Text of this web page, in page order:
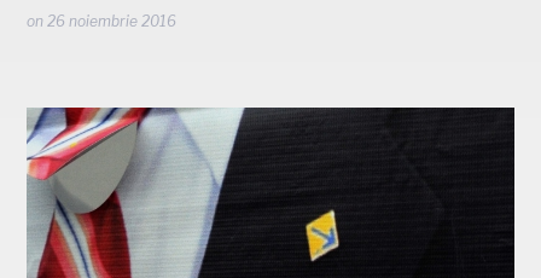
on 26 noiembrie 2016